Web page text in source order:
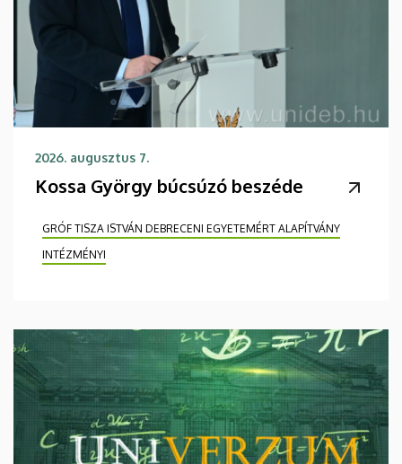
2026. augusztus 7.
Kossa György búcsúzó beszéde
GRÓF TISZA ISTVÁN DEBRECENI EGYETEMÉRT ALAPÍTVÁNY
INTÉZMÉNYI